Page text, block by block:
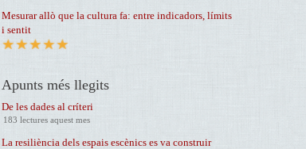
Mesurar allò que la cultura fa: entre indicadors, límits
i sentit
Apunts més llegits
De les dades al críteri
183 lectures aquest mes
La resiliència dels espais escènics es va construir